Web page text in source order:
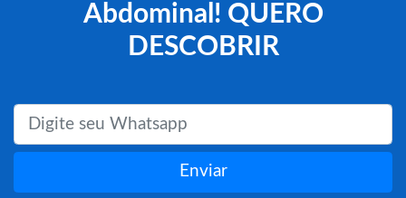
Abdominal! QUERO
DESCOBRIR
Enviar